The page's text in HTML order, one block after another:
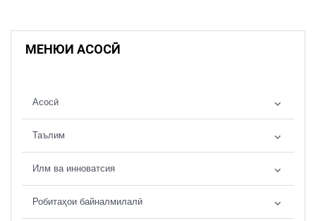
МЕНЮИ АСОСӢ
Асосӣ
Таълим
Илм ва инноватсия
Робитаҳои байналмилалӣ